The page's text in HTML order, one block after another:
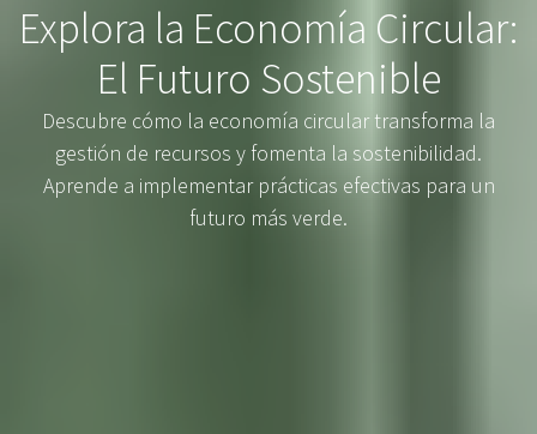
Explora la Economía Circular:
El Futuro Sostenible
Descubre cómo la economía circular transforma la
gestión de recursos y fomenta la sostenibilidad.
Aprende a implementar prácticas efectivas para un
futuro más verde.